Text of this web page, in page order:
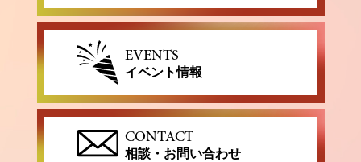
EVENTS
イベント情報
CONTACT
相談・お問い合わせ